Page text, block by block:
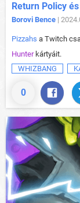
0
Return Policy
Borovi Bence |
Pizzahs a Twitch
Hunterkártyáit.
WHIZBANG